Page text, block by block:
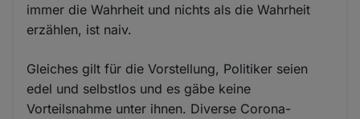
immer die Wahrheit und nichts als die Wahrheit
erzählen, ist naiv.
Gleiches gilt für die Vorstellung, Politiker seien
edel und selbstlos und es gäbe keine
Vorteilsnahme unter ihnen. Diverse Corona-